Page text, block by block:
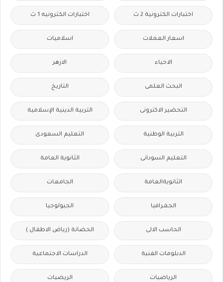
اختبارات الكترونية 2 ث اختبارات الكترونيه 1 ث
اسعار العملات اسلاميات
الاحياء الازهر
البحث العلمى التاريخ
التحضير الاكترونى التربية الدينية الإسلامية
التربية الوطنية التعليم السعودى
التعليم السودانى الثانوية العامة
الثانويةالعامة الجامعات
الجغرافيا الجيولوجيا
الحاسب الالى الحضانة (رياض الاطفال )
الدبلومات الفنية الدراسات الاجتماعية
الرياضيات الريضيات